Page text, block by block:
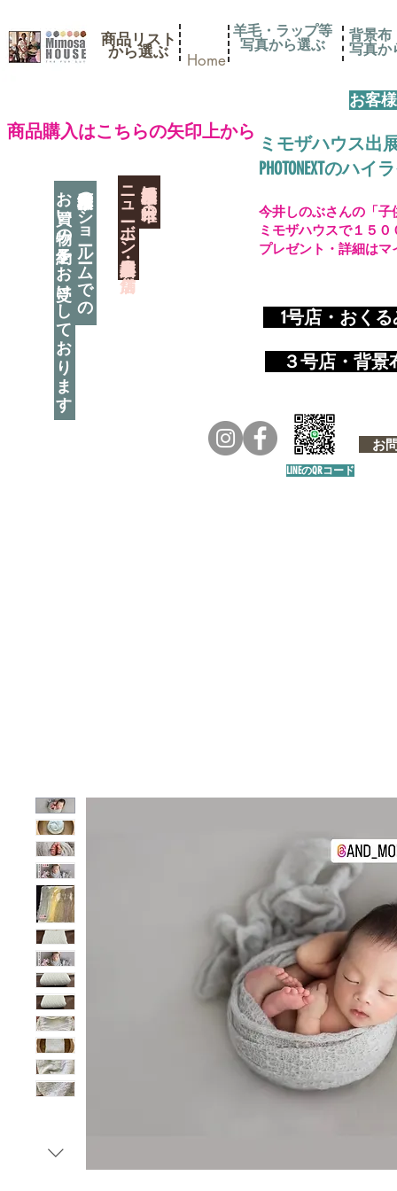
商品リスト
​から選ぶ Home
​商品購入はこちらの矢印上から
神奈川県相模原市に日本唯一の
​ニューボーン撮影用小道具店・３店舗
羊毛・ラップ等
写真から選ぶ
背景布
写真か
お客
ミモザハウス出
PHOTONEXTのハ
神奈川県相模原市のショールームでの
お買い物の予約をお受けしております 1号店・おく
​ ３号店・背
お
今井しのぶさんの「
ミモザハウスで１５
プレゼント・詳細は
LINEのQRコード